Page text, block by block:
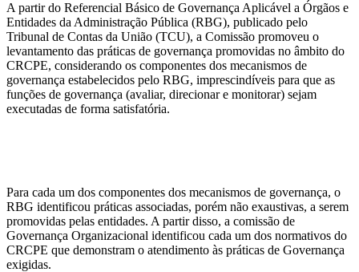
A partir do Referencial Básico de Governança Aplicável a Órgãos e
Entidades da Administração Pública (RBG), publicado pelo
Tribunal de Contas da União (TCU), a Comissão promoveu o
levantamento das práticas de governança promovidas no âmbito do
CRCPE, considerando os componentes dos mecanismos de
governança estabelecidos pelo RBG, imprescindíveis para que as
funções de governança (avaliar, direcionar e monitorar) sejam
executadas de forma satisfatória.
Para cada um dos componentes dos mecanismos de governança, o
RBG identificou práticas associadas, porém não exaustivas, a serem
promovidas pelas entidades. A partir disso, a comissão de
Governança Organizacional identificou cada um dos normativos do
CRCPE que demonstram o atendimento às práticas de Governança
exigidas.